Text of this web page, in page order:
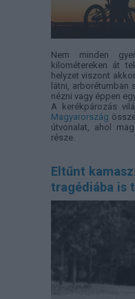
Nem minden
kilométereken át
helyzet viszont
látni, arborétumban
nézni vagy éppen
A kerékpározás
Magyarország
útvonalat, ahol
része.
Eltűnt
tragédiába is